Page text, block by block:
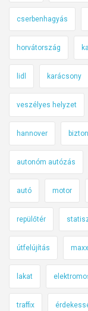
cserbenhagyás
horvátország
lidl karácsony
veszélyes helyzet
hannover
autonóm autózás
autó motor
repülőtér
útfelújítás
lakat
traffix